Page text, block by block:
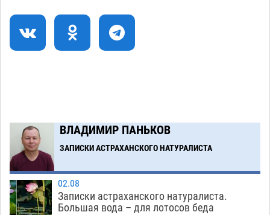
Астраханский суд оценил четыре удара по
голове полицейского в сто тысяч рублей
18:57
В Астрахани впервые открыли смену по
теории игр
ВЛАДИМИР ПАНЬКОВ
ЗАПИСКИ АСТРАХАНСКОГО НАТУРАЛИСТА
02.08
Записки астраханского натуралиста.
Большая вода – для лотосов беда